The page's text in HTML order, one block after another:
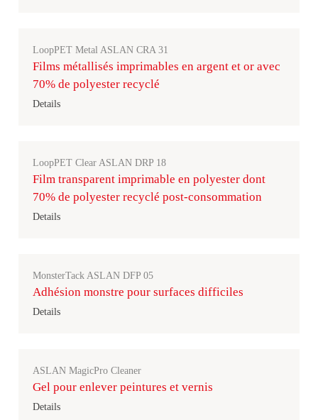
LoopPET Metal ASLAN CRA 31
Films métallisés imprimables en argent et or avec
70% de polyester recyclé
Details
LoopPET Clear ASLAN DRP 18
Film transparent imprimable en polyester dont
70% de polyester recyclé post-consommation
Details
MonsterTack ASLAN DFP 05
Adhésion monstre pour surfaces difficiles
Details
ASLAN MagicPro Cleaner
Gel pour enlever peintures et vernis
Details